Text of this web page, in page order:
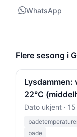
WhatsApp
Flere sesong i
Lysdammen:
22°C
Dato ukjent ·
bade